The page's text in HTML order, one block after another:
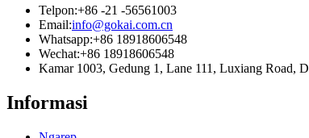
Telpon:+86 -21 -56561003
Email:info@gokai.com.cn
Whatsapp:+86 18918606548
Wechat:+86 18918606548
Kamar 1003, Gedung 1, Lane 111, Luxiang Road,
Informasi